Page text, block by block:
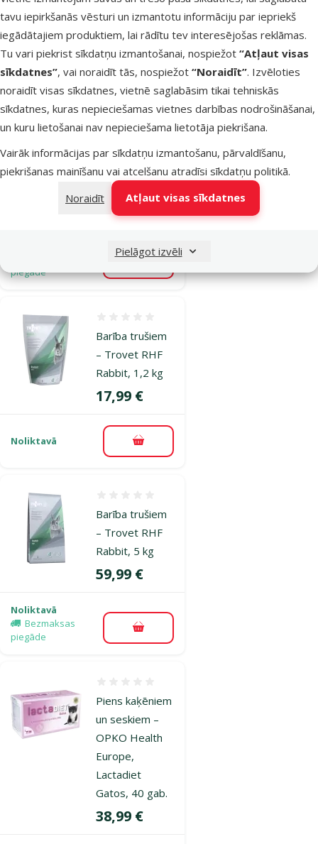
tavu iepirkšanās vēsturi un izmantotu informāciju par iepriekš
iegādātajiem produktiem, lai rādītu tev interesējošas reklāmas.
Tu vari piekrist sīkdatņu izmantošanai, nospiežot “Atļaut visas
sīkdatnes”, vai noraidīt tās, nospiežot “Noraidīt”. Izvēloties
noraidīt visas sīkdatnes, vietnē saglabāsim tikai tehniskās
sīkdatnes, kuras nepieciešamas vietnes darbības nodrošināšanai,
un kuru lietošanai nav nepieciešama lietotāja piekrišana.
Vairāk informācijas par sīkdatņu izmantošanu, pārvaldīšanu,
piekrišanas mainīšanu vai atcelšanu atradīsi sīkdatņu politikā.
Noraidīt
Atļaut visas sīkdatnes
Pielāgot izvēli
Noliktavā
Bezmaksas
piegāde
Pievienot grozam
Bar­ība trušiem
– Beaphar
Care+ Rabbit
Junior, 1,5 kg
Atsauksmes 0%
Cena
22,99 €
iesaka
piegāde
Barība trušiem
– Trovet RHF
Rabbit, 1,2 kg
Cena
17,99 €
Noliktavā Pievienot grozam
Barība trušiem
– Trovet RHF
Rabbit, 5 kg
Cena
59,99 €
Noliktavā
Bezmaksas
piegāde
Pievienot grozam
Piens kaķēniem
un seskiem –
OPKO Health
Europe,
Lactadiet
Gatos, 40 gab.
Cena
38,99 €